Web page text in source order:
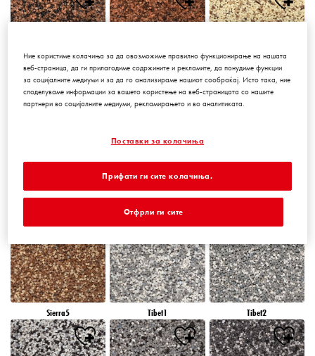
Peru5 Peru6 Sierra1
Sierra2 Sierra3 Sierra4
Sierra5 Tibet1 Tibet2
Ние користиме колачиња за да овозможиме правилно функционирање на нашата
веб-страница, да ги прилагодиме содржините и рекламите, да понудиме функции
за социјалните медиуми и за да го анализираме нашиот сообраќај. Исто така, ние
споделуваме информации за вашето користење на веб-страницата со нашите
партнери во социјалните медиуми, рекламирањето и во аналитиката.
Поставки за колачиња
Отфрли ги сите
Прифати ги сите колачиња.